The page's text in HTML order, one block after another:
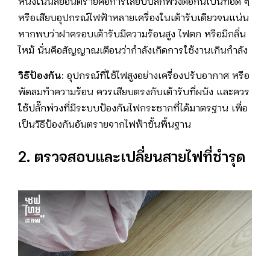
หนึ่งในนิสัยอันตรายคือการเสียบปลั๊กพ่วงต่อกันเป็นทอด ๆ
หรือเสียบอุปกรณ์ไฟฟ้าหลายเครื่องในเต้ารับเดียวจนแน่น
หากพบว่าฝาครอบเต้ารับมีความร้อนสูง ไฟตก หรือมีกลิ่น
ไหม้ นั่นคือสัญญาณเตือนว่ากำลังเกิดการใช้งานเกินกำลัง
วิธีป้องกัน: อุปกรณ์ที่ใช้ไฟสูงอย่างเครื่องปรับอากาศ หรือ
พัดลมทำความร้อน ควรเสียบตรงกับเต้ารับที่ผนัง และควร
ใช้ปลั๊กพ่วงที่มีระบบป้องกันไฟกระชากที่ได้มาตรฐาน เพื่อ
เป็นวิธีป้องกันอันตรายจากไฟฟ้าขั้นพื้นฐาน
2. ตรวจสอบและเปลี่ยนสายไฟที่ชำรุด